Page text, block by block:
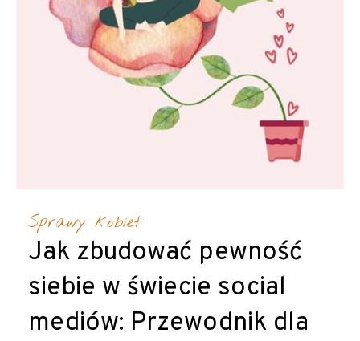
Sprawy kobiet
Jak zbudować pewność
siebie w świecie social
mediów: Przewodnik dla